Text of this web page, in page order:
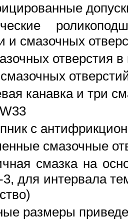
и смазочных
отверстия
канавка и три
с
смазочные
смазка на
для интервала
размеры